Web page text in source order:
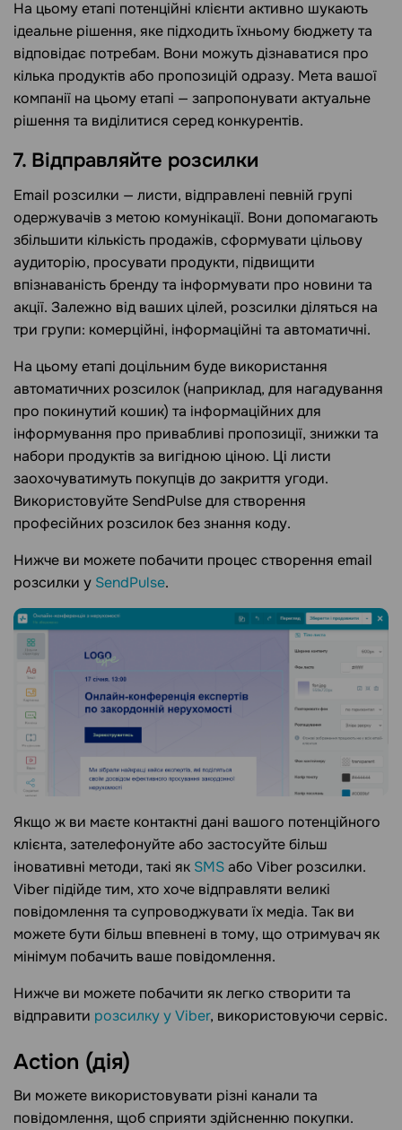
На цьому етапі потенційні клієнти активно шукають
ідеальне рішення, яке підходить їхньому бюджету та
відповідає потребам. Вони можуть дізнаватися про
кілька продуктів або пропозицій одразу. Мета вашої
компанії на цьому етапі — запропонувати актуальне
рішення та виділитися серед конкурентів.
7. Відправляйте розсилки
Email розсилки — листи, відправлені певній групі
одержувачів з метою комунікації. Вони допомагають
збільшити кількість продажів, сформувати цільову
аудиторію, просувати продукти, підвищити
впізнаваність бренду та інформувати про новини та
акції. Залежно від ваших цілей, розсилки діляться на
три групи: комерційні, інформаційні та автоматичні.
На цьому етапі доцільним буде використання
автоматичних розсилок (наприклад, для нагадування
про покинутий кошик) та інформаційних для
інформування про привабливі пропозиції, знижки та
набори продуктів за вигідною ціною. Ці листи
заохочуватимуть покупців до закриття угоди.
Використовуйте SendPulse для створення
професійних розсилок без знання коду.
Нижче ви можете побачити процес створення email
розсилки у SendPulse.
Якщо ж ви маєте контактні дані вашого потенційного
клієнта, зателефонуйте або застосуйте більш
іновативні методи, такі як SMSабо Viber розсилки.
Viber підійде тим, хто хоче відправляти великі
повідомлення та супроводжувати їх медіа. Так ви
можете бути більш впевнені в тому, що отримувач як
мінімум побачить ваше повідомлення.
Нижче ви можете побачити як легко створити та
відправити розсилку у Viber, використовуючи сервіс.
Action (дія)
Ви можете використовувати різні канали та
повідомлення, щоб сприяти здійсненню покупки.